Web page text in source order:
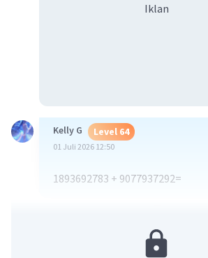
Iklan
Kelly G Level 64
01 Juli 2026 12:50
1893692783 + 9077937292=